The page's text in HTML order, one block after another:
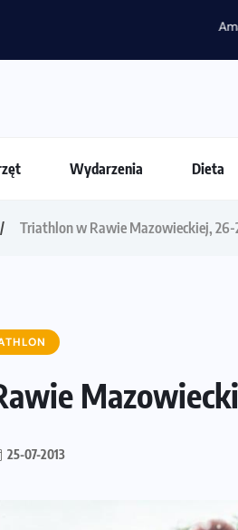
Balance 3: Kompleksowe narzędzie
Wydarzenia Dieta
Triathlon w Rawie Mazowieckiej, 26-
25-07-2013